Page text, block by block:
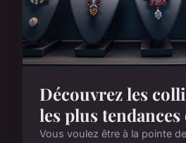
Découvrez les
les plus
Vous voulez être à la pointe